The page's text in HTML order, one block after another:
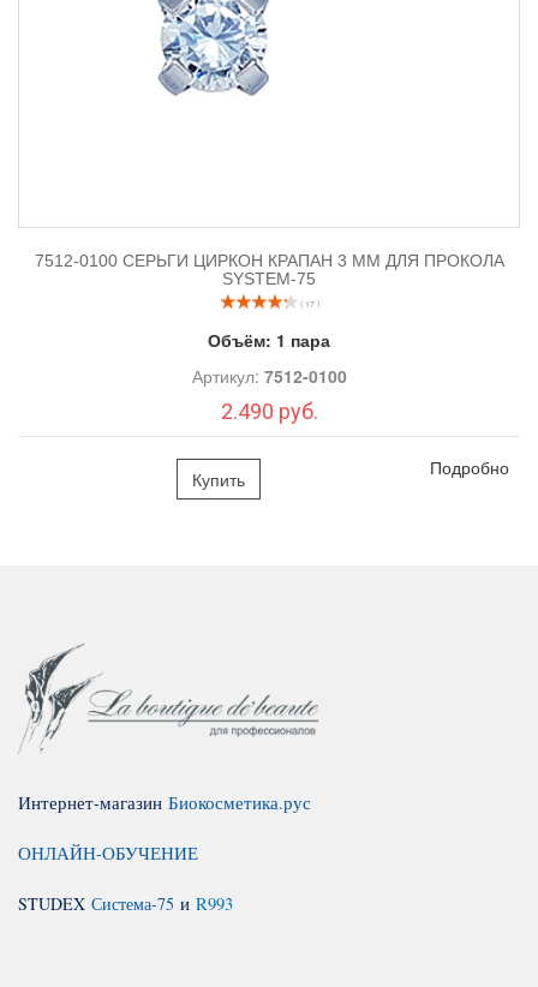
7512-0100 СЕРЬГИ ЦИРКОН КРАПАН 3 ММ ДЛЯ ПРОКОЛА
SYSTEM-75
( 17 )
Объём: 1 пара
Артикул: 7512-0100
2.490 руб.
Купить Подробно
Интернет-магазин Биокосметика.рус
ОНЛАЙН-ОБУЧЕНИЕ
STUDEX Система-75 и R993